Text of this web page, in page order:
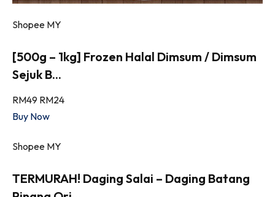
Shopee MY
[500g – 1kg] Frozen Halal Dimsum / Dimsum
Sejuk B...
RM49 RM24
Buy Now
Shopee MY
TERMURAH! Daging Salai – Daging Batang